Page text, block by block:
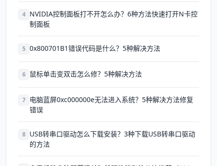
4 NVIDIA控制面板打不开怎么办？6种方法快速打开N卡控
制面板
5 0x800701B1错误代码是什么？5种解决方法
6 鼠标单击变双击怎么修？5种解决方法
7 电脑蓝屏0xc000000e无法进入系统？5种解决方法修复
错误
8 USB转串口驱动怎么下载安装？3种下载USB转串口驱动
的方法